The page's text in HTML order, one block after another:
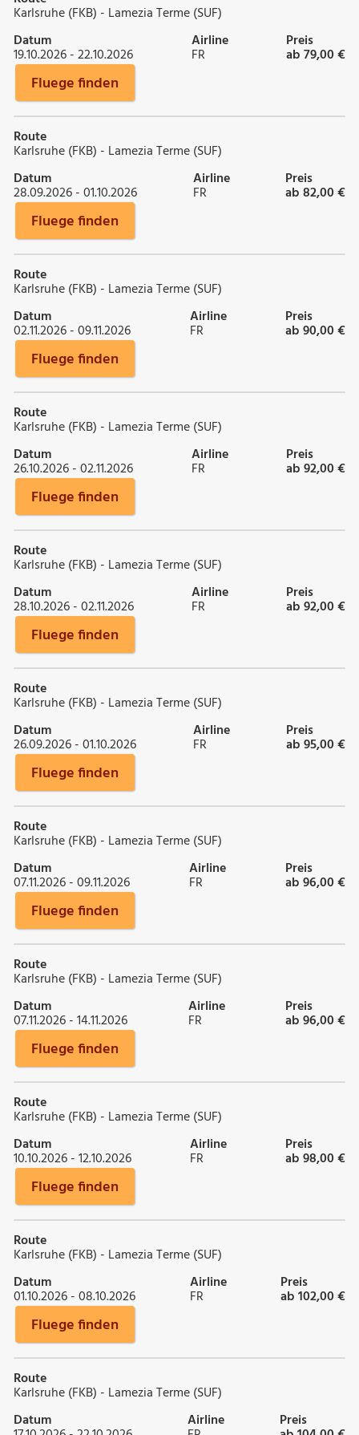
Karlsruhe (FKB) - Lamezia Terme (SUF)
Datum
19.10.2026 - 22.10.2026
Airline
FR
Preis
ab 79,00 €
Fluege finden
Route
Karlsruhe (FKB) - Lamezia Terme (SUF)
Datum
28.09.2026 - 01.10.2026
Airline
FR
Preis
ab 82,00 €
Fluege finden
Route
Karlsruhe (FKB) - Lamezia Terme (SUF)
Datum
02.11.2026 - 09.11.2026
Airline
FR
Preis
ab 90,00 €
Fluege finden
Route
Karlsruhe (FKB) - Lamezia Terme (SUF)
Datum
26.10.2026 - 02.11.2026
Airline
FR
Preis
ab 92,00 €
Fluege finden
Route
Karlsruhe (FKB) - Lamezia Terme (SUF)
Datum
28.10.2026 - 02.11.2026
Airline
FR
Preis
ab 92,00 €
Fluege finden
Route
Karlsruhe (FKB) - Lamezia Terme (SUF)
Datum
26.09.2026 - 01.10.2026
Airline
FR
Preis
ab 95,00 €
Fluege finden
Route
Karlsruhe (FKB) - Lamezia Terme (SUF)
Datum
07.11.2026 - 09.11.2026
Airline
FR
Preis
ab 96,00 €
Fluege finden
Route
Karlsruhe (FKB) - Lamezia Terme (SUF)
Datum
07.11.2026 - 14.11.2026
Airline
FR
Preis
ab 96,00 €
Fluege finden
Route
Karlsruhe (FKB) - Lamezia Terme (SUF)
Datum
10.10.2026 - 12.10.2026
Airline
FR
Preis
ab 98,00 €
Fluege finden
Route
Karlsruhe (FKB) - Lamezia Terme (SUF)
Datum
01.10.2026 - 08.10.2026
Airline
FR
Preis
ab 102,00 €
Fluege finden
Route
Karlsruhe (FKB) - Lamezia Terme (SUF)
Datum
Airline Preis